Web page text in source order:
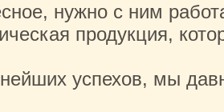
нужно с ним
продукция,
успехов, мы